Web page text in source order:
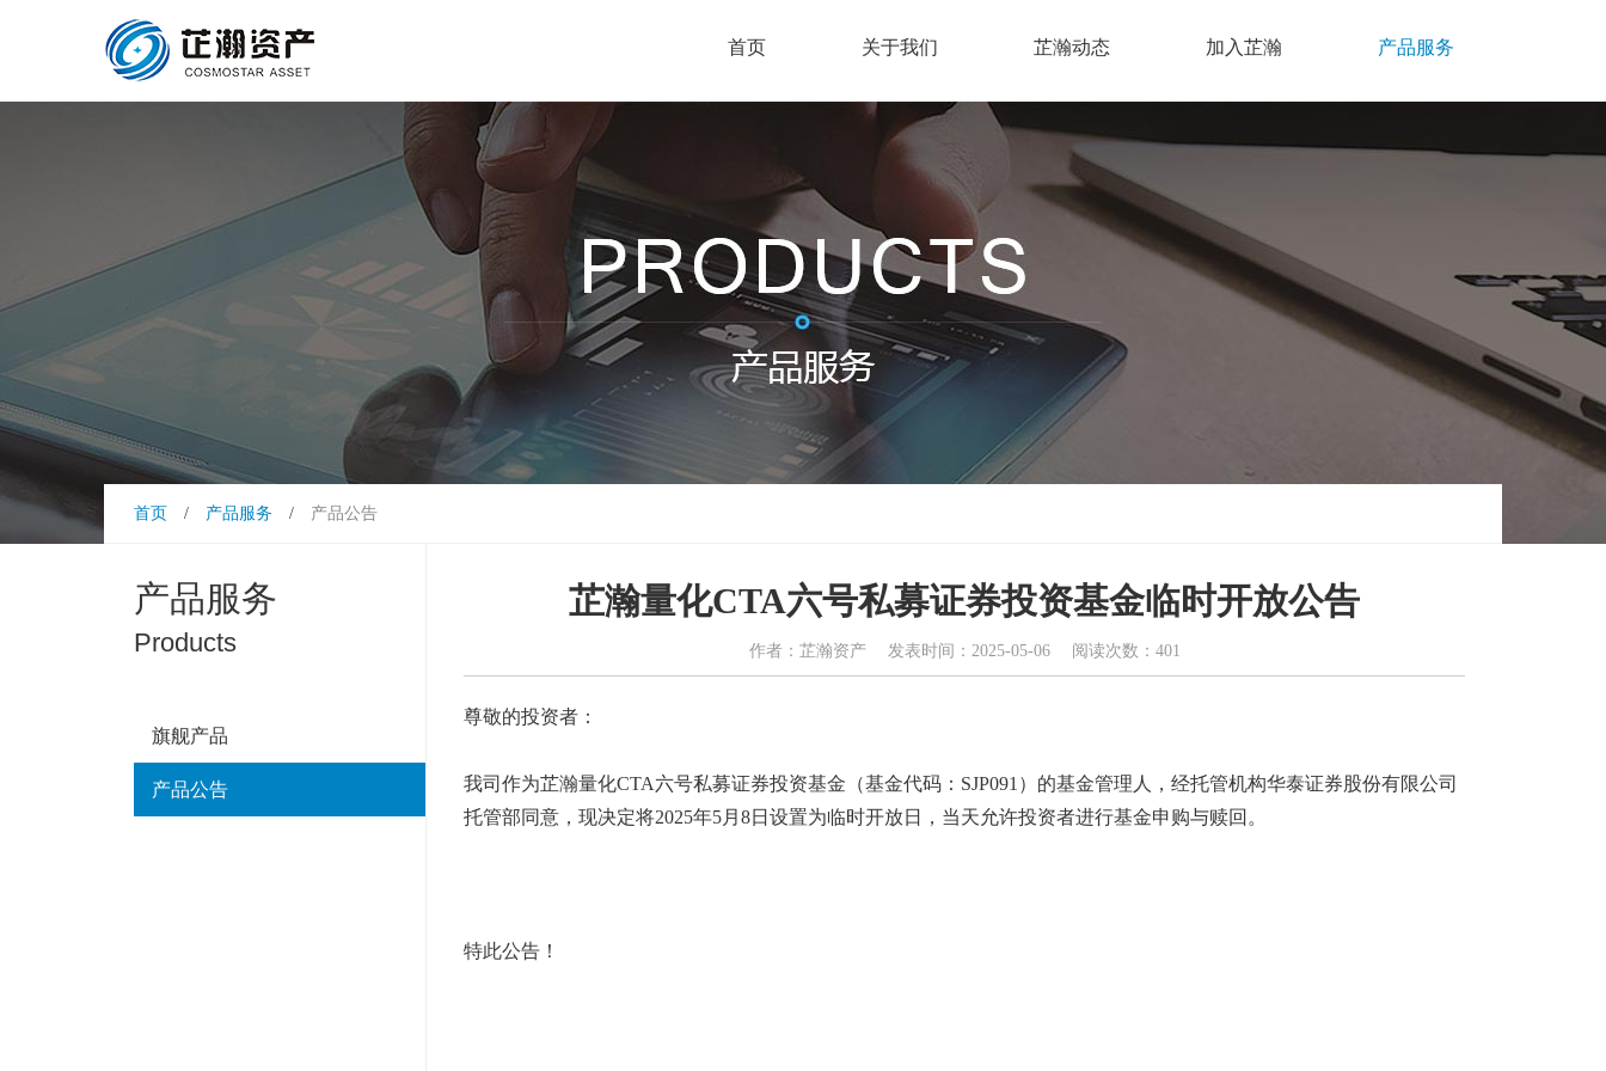
首页 关于我们 芷瀚动态 加入芷瀚 产品服务
首页 / 产品服务 / 产品公告
产品服务
Products
旗舰产品
产品公告
芷瀚量化CTA六号私募证券投资基金临时开放公告
作者：芷瀚资产 发表时间：2025-05-06 阅读次数：401
尊敬的投资者：
我司作为芷瀚量化CTA六号私募证券投资基金（基金代码：SJP091）的基金管理人，经托管机构华泰证券股份有限公司
托管部同意，现决定将2025年5月8日设置为临时开放日，当天允许投资者进行基金申购与赎回。
特此公告！